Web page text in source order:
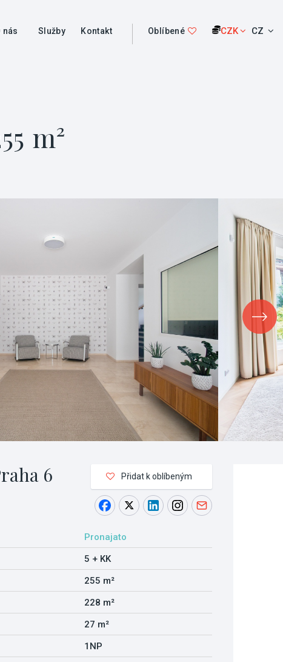
nás Služby Kontakt Oblíbené CZK CZ
m²
6
Přidat k oblíbeným
Pronajato
5 + KK
255 m²
228 m²
27 m²
1NP